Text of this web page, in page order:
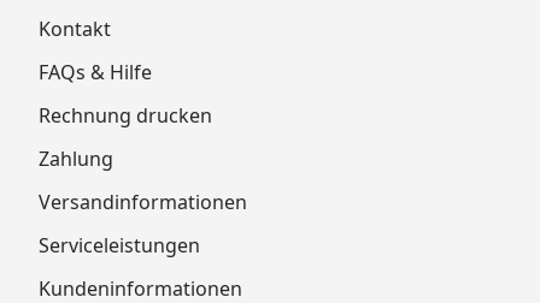
Kontakt
FAQs & Hilfe
Rechnung drucken
Zahlung
Versandinformationen
Serviceleistungen
Kundeninformationen